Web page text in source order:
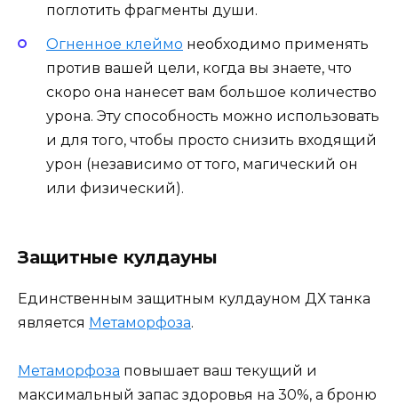
поглотить фрагменты души.
Огненное клеймо необходимо применять
против вашей цели, когда вы знаете, что
скоро она нанесет вам большое количество
урона. Эту способность можно использовать
и для того, чтобы просто снизить входящий
урон (независимо от того, магический он
или физический).
Защитные кулдауны
Единственным защитным кулдауном ДХ танка
является Метаморфоза.
Метаморфоза повышает ваш текущий и
максимальный запас здоровья на 30%, а броню